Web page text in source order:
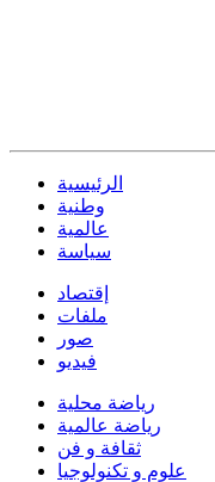
الرئيسية
وطنية
عالمية
سياسة
إقتصاد
ملفات
صور
فيديو
رياضة محلية
رياضة عالمية
ثقافة و فن
علوم و تكنولوجيا